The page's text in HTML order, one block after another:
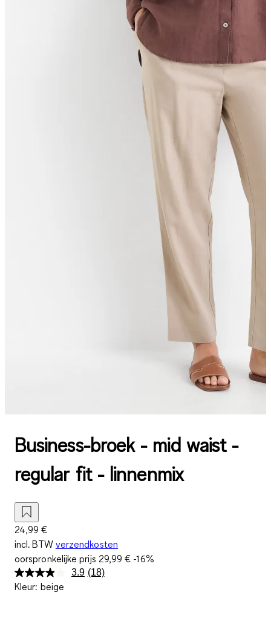
Business-broek - mid waist -
regular fit - linnenmix
24,99 €
incl. BTW verzendkosten
oorspronkelijke prijs 29,99 € -16%
3.9 Lees
(18)
Kleur: beige